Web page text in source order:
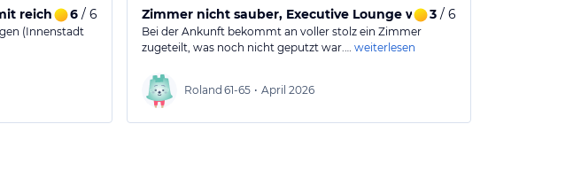
reichhaltigem Frühstück
6/ 6
(Innenstadt
Zimmer nicht sauber, Executive Lounge war definitif den Namen
3/ 6
Bei der Ankunft bekommt an voller stolz ein Zimmer
zugeteilt, was noch nicht geputzt war.… weiterlesen
Roland 61-65 • April 2026